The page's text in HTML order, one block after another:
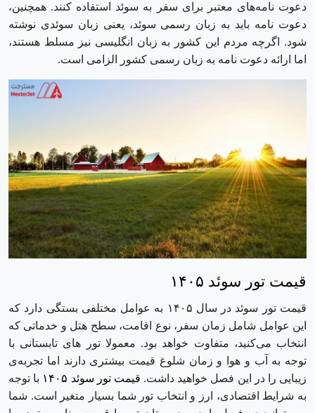
دعوت ‌نامه‌های معتبر برای سفر به سوئد استفاده کنند. همچنین،
دعوت ‌نامه باید به زبان رسمی سوئد، یعنی زبان سوئدی نوشته
شود. اگرچه مردم این کشور به زبان انگلیسی نیز مسلط هستند،
اما ارائه دعوت ‌نامه به زبان رسمی کشور الزامی است.
قیمت تور سوئد ۱۴۰۵
قیمت تور سوئد در سال ۱۴۰۵ به عوامل مختلفی بستگی دارد که
این عوامل شامل زمان سفر، نوع اقامت، سطح هتل و خدماتی که
انتخاب می‌کنید، متفاوت خواهد بود. معمولا تور های تابستانی با
توجه به آب و هوا و زمان شلوغ قیمت بیشتری دارند اما تجربه‌ی
زیبایی را در این فصل خواهید داشت. قیمت تور سوئد ۱۴۰۵ با توجه
به شرایط اقتصادی، ارز و انتخاب تور شما بسیار متغیر است. شما